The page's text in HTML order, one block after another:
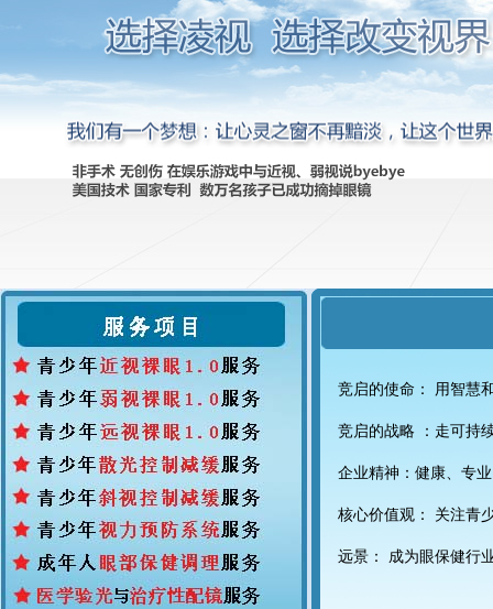
竞启的使命： 用智慧
竞启的战略 ：走可持
企业精神：健康、专
核心价值观： 关注青
远景： 成为眼保健行